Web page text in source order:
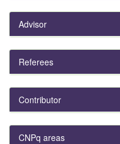
Advisor
Referees
Contributor
CNPq areas